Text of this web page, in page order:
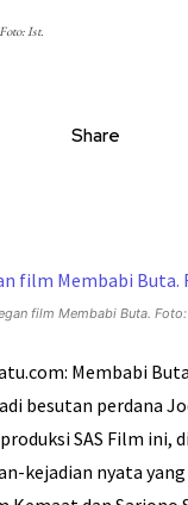
Ist.
Share
film Membabi Buta.
Membabi
besutan perdana
SAS Film ini,
kejadian nyata